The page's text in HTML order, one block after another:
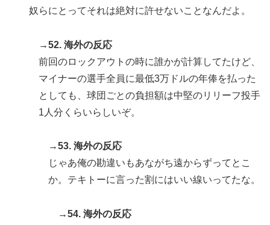
奴らにとってそれは絶対に許せないことなんだよ。
→52. 海外の反応
前回のロックアウトの時に誰かが計算してたけど、
マイナーの選手全員に最低3万ドルの年俸を払った
としても、球団ごとの負担額は中堅のリリーフ投手
1人分くらいらしいぞ。
→53. 海外の反応
じゃあ俺の勘違いもあながち遠からずってとこ
か。テキトーに言った割にはいい線いってたな。
→54. 海外の反応